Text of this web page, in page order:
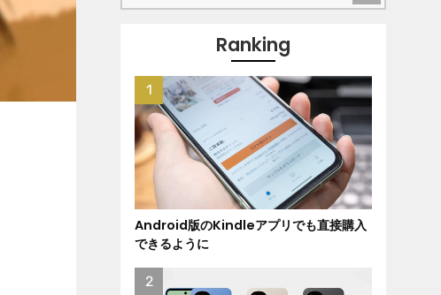
Ranking
Android版のKindleアプリでも直接購入
できるように